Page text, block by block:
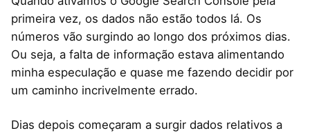
primeira vez, os dados não estão todos lá. Os
números vão surgindo ao longo dos próximos dias.
Ou seja, a falta de informação estava alimentando
minha especulação e quase me fazendo decidir por
um caminho incrivelmente errado.
Dias depois começaram a surgir dados relativos a